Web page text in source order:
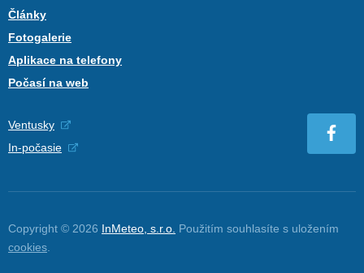
Články
Fotogalerie
Aplikace na telefony
Počasí na web
Ventusky
In-počasie
Copyright © 2026 InMeteo, s.r.o. Použitím souhlasíte s uložením
cookies